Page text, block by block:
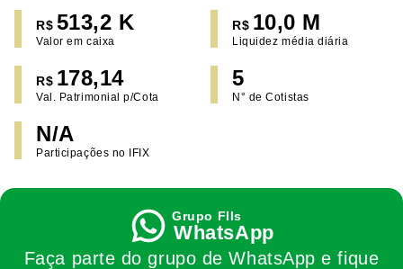
R$ 513,2 K
Valor em caixa
R$ 10,0 M
Liquidez média diária
R$ 178,14
Val. Patrimonial p/Cota
5
N° de Cotistas
N/A
Participações no IFIX
WhatsApp
Faça parte do grupo de WhatsApp e fique